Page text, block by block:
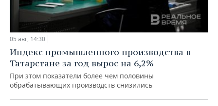
05 авг, 14:30
Индекс промышленного производства в
Татарстане за год вырос на 6,2%
При этом показатели более чем половины
обрабатывающих производств снизились